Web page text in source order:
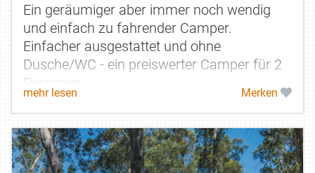
Ein geräumiger aber immer noch wendig
und einfach zu fahrender Camper.
Einfacher ausgestattet und ohne
Dusche/WC - ein preiswerter Camper für 2
Personen.
mehr lesen Merken